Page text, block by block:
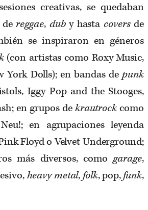
creativas, se quedaban
dereggae, duby hasta coversde
se inspiraron en géneros
(con artistas como Roxy Music,
York Dolls); en bandas depunk
Iggy Pop and the Stooges,
en grupos dekrautrockcomo
en agrupaciones leyenda
Floyd o Velvet Underground;
más diversos, comogarage,
heavy metal,folk, pop,funk,